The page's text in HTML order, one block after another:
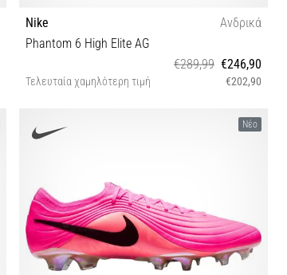
Nike
Ανδρικά
Phantom 6 High Elite AG
€289,99 €246,90
Τελευταία χαμηλότερη τιμή €202,90
Νέο